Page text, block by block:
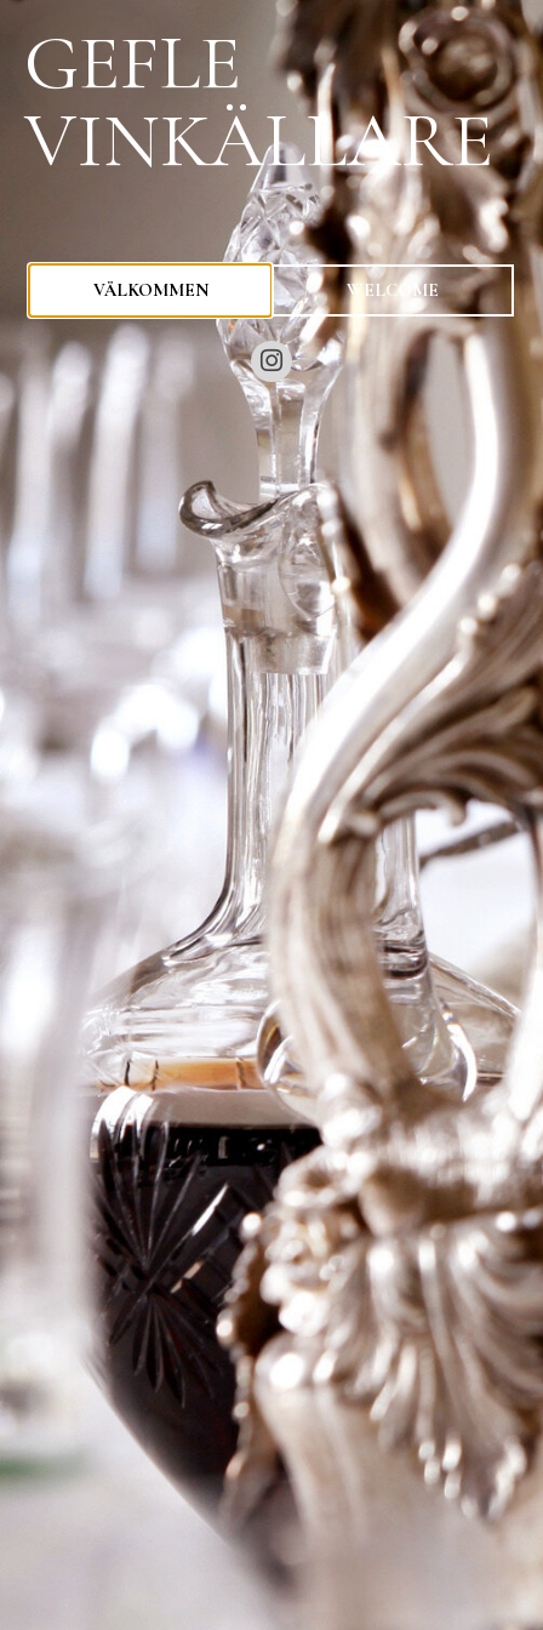
kr
1993 Mas La
Plana
Logga in för att se priset
Art.nr: 20628-01
Information
Producent Torres
Årgång 1993
Land Spanien
Område Katalonien
Rött
GEFLE
VINKÄLLARE
VÄLKOMMEN WELCOME